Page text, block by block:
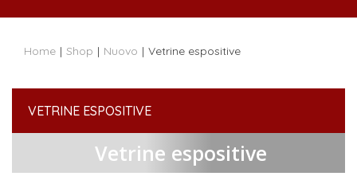
Home | Shop | Nuovo | Vetrine espositive
VETRINE ESPOSITIVE
Vetrine espositive